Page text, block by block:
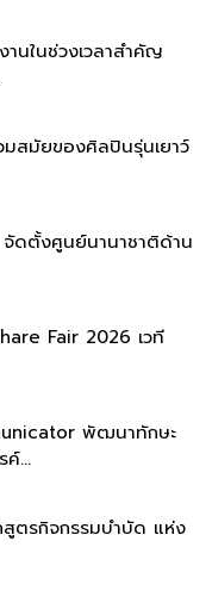
นในช่วงเวลาสำคัญ
สมัยของศิลปินรุ่นเยาว์
ดตั้งศูนย์นานาชาติด้าน
Fair 2026 เวที
พัฒนาทักษะ
...
ตรกิจกรรมบำบัด แห่ง